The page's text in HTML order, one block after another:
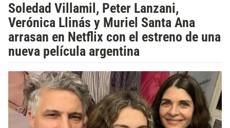
Soledad Villamil, Peter Lanzani,
Verónica Llinás y Muriel Santa Ana
arrasan en Netflix con el estreno de una
nueva película argentina